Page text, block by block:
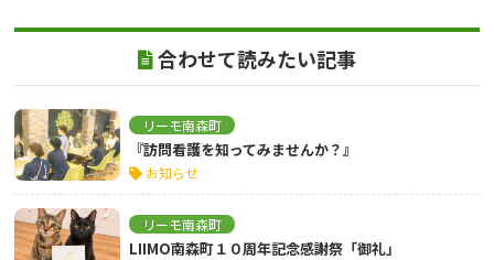
合わせて読みたい記事
リーモ南森町
『訪問看護を知ってみませんか？』
お知らせ
リーモ南森町
LIIMO南森町１０周年記念感謝祭「御礼」